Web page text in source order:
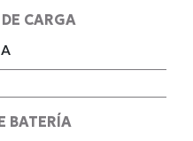
CARGA
BATERÍA